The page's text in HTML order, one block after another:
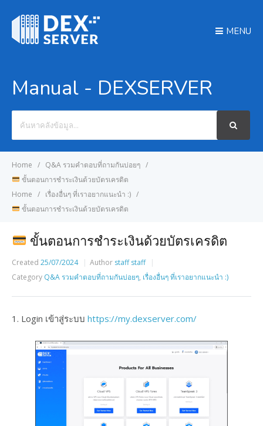
MENU
Manual - DEXSERVER
For
Home
Q&A รวมคำตอบที่ถามกันบ่อยๆ
ขั้นตอนการชำระเงินด้วยบัตรเครดิต
Home
เรื่องอื่นๆ ที่เราอยากแนะนำ :)
ขั้นตอนการชำระเงินด้วยบัตรเครดิต
ขั้นตอนการชำระเงินด้วยบัตรเครดิต
Created 25/07/2024 Author staff staff
Category Q&A รวมคำตอบที่ถามกันบ่อยๆ, เรื่องอื่นๆ ที่เราอยากแนะนำ :)
1. Login เข้าสู่ระบบ https://my.dexserver.com/